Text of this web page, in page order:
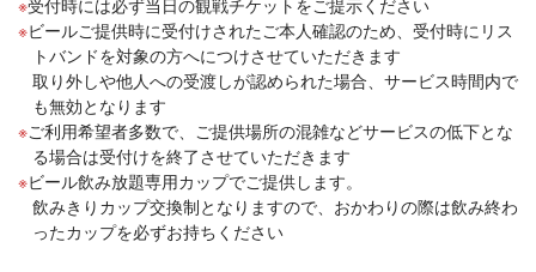
受付時には必ず当日の観戦チケットをご提示ください
ビールご提供時に受付けされたご本人確認のため、受付時にリス
トバンドを対象の方へにつけさせていただきます
取り外しや他人への受渡しが認められた場合、サービス時間内で
も無効となります
ご利用希望者多数で、ご提供場所の混雑などサービスの低下とな
る場合は受付けを終了させていただきます
ビール飲み放題専用カップでご提供します。
飲みきりカップ交換制となりますので、おかわりの際は飲み終わ
ったカップを必ずお持ちください